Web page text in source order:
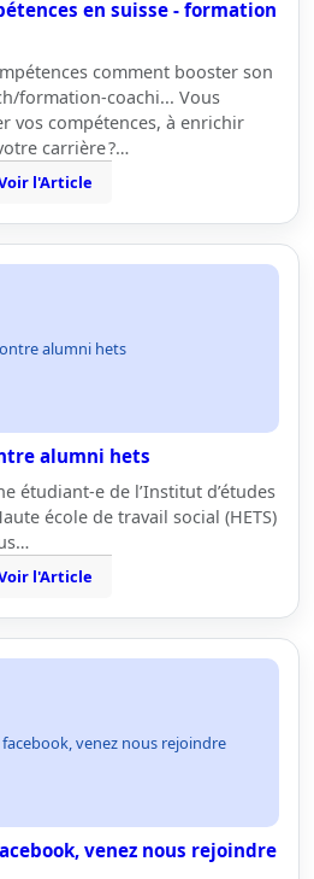
en suisse - formation
comment booster son
formation-coachi... Vous
vos compétences, à enrichir
carrière ?…
l'Article
alumni hets
alumni hets
étudiant-e de l’Institut d’études
école de travail social (HETS)
l'Article
facebook, venez nous rejoindre
venez nous rejoindre